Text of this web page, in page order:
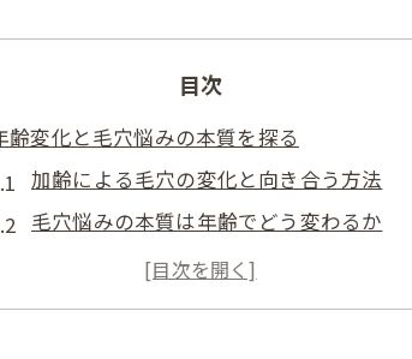
目次
齢変化と毛穴悩みの本質を探る
加齢による毛穴の変化と向き合う方法
毛穴悩みの本質は年齢でどう変わるか
毛穴と年齢の関係性を正しく理解する
肌質ごとに異なる毛穴悩みの特徴とは